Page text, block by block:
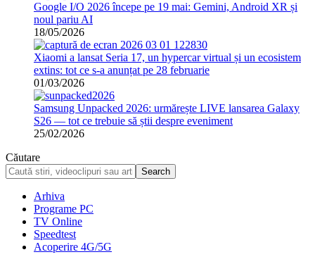
Google I/O 2026 începe pe 19 mai: Gemini, Android XR și
noul pariu AI
18/05/2026
Xiaomi a lansat Seria 17, un hypercar virtual și un ecosistem
extins: tot ce s-a anunțat pe 28 februarie
01/03/2026
Samsung Unpacked 2026: urmărește LIVE lansarea Galaxy
S26 — tot ce trebuie să știi despre eveniment
25/02/2026
Căutare
Arhiva
Programe PC
TV Online
Speedtest
Acoperire 4G/5G